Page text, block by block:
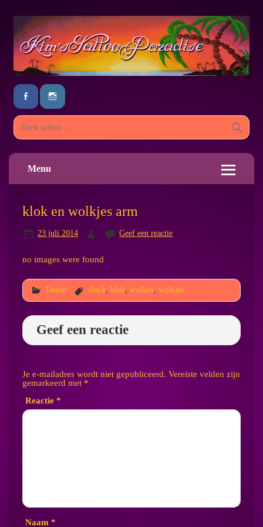
Menu
klok en wolkjes arm
23 juli 2014 Geef een reactie
no images were found
Tattoo clock klok wolken wolkjes
Geef een reactie
Je e-mailadres wordt niet gepubliceerd. Vereiste velden zijn
gemarkeerd met *
Reactie *
Naam *